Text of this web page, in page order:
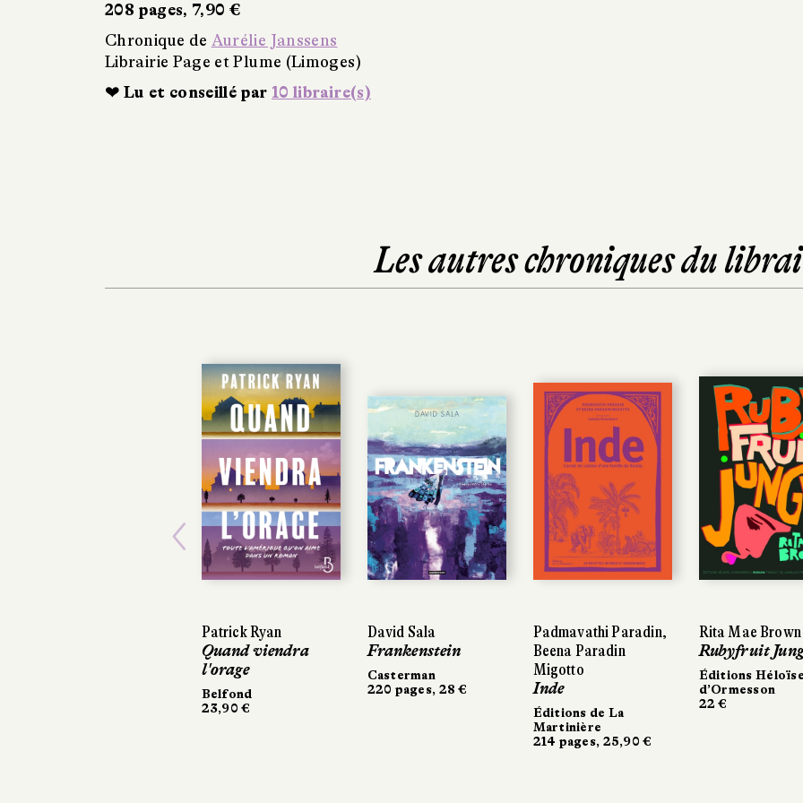
208 pages, 7,90 €
Chronique de Aurélie Janssens
Librairie Page et Plume (Limoges)
❤ Lu et conseillé par 10 libraire(s)
Les autres chroniques du
Patrick Ryan
Quand viendra
l'orage
Belfond
23,90 €
David Sala
Frankenstein
Casterman
220 pages, 28 €
Padmavathi Paradin,
Beena Paradin
Migotto
Inde
Éditions de La
Martinière
214 pages, 25,90 €
Rita Mae Brown
Rubyfruit
Éditions Héloïse
d’Ormesson
22 €
David Sala
Frankenstein
Casterman
220 pages, 28 €
Padmavathi Paradin,
Beena Paradin
Migotto
Inde
Éditions de La
Martinière
214 pages, 25,90 €
Rita Mae Brown
Rubyfruit
Éditions Héloïse
d’Ormesson
22 €
Previous